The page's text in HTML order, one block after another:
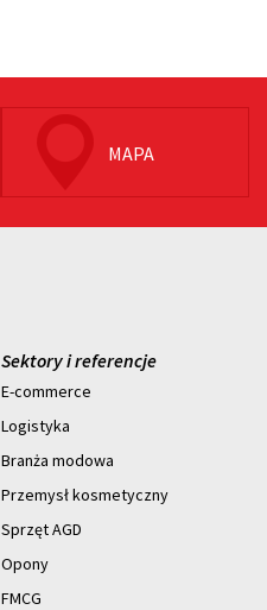
MAPA
Sektory i referencje
E-commerce
Logistyka
Branża modowa
Przemysł kosmetyczny
Sprzęt AGD
Opony
FMCG